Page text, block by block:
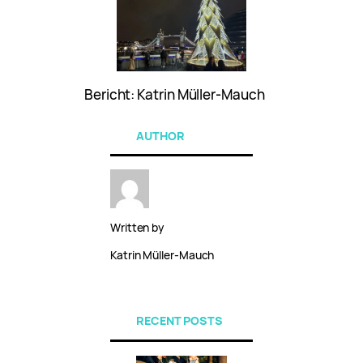
Bericht: Katrin Müller-Mauch
AUTHOR
Written by
Katrin Müller-Mauch
RECENT POSTS